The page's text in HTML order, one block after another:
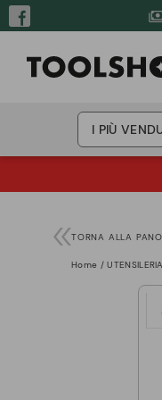
I PIÙ
TORNA ALLA
Home UTENSILERIA